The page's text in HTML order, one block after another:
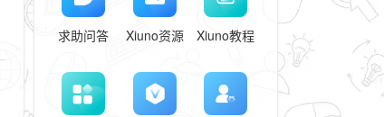
求助问答 Xiuno资源 Xiuno教程